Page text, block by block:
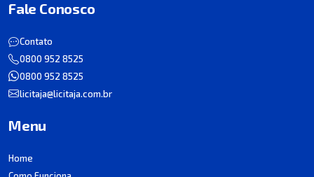
Fale Conosco
Contato
0800 952 8525
0800 952 8525
licitaja@licitaja.com.br
Menu
Home